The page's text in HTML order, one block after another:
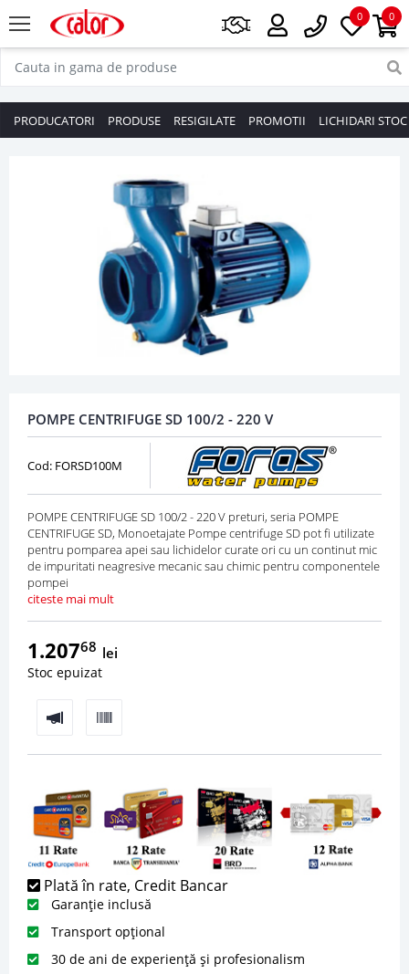
0
0
PRODUCATORI PRODUSE RESIGILATE PROMOTII LICHIDARI STOC
POMPE CENTRIFUGE SD 100/2 - 220 V
Cod: FORSD100M
POMPE CENTRIFUGE SD 100/2 - 220 V preturi, seria POMPE
CENTRIFUGE SD, Monoetajate Pompe centrifuge SD pot fi utilizate
pentru pomparea apei sau lichidelor curate ori cu un continut mic
de impuritati neagresive mecanic sau chimic pentru componentele
pompei
citeste mai mult
1.20768 lei
Stoc epuizat
Plată în rate, Credit Bancar
Garanție inclusă
Transport opțional
30 de ani de experiență și profesionalism